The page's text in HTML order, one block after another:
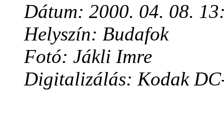
Dátum: 2000. 04. 08.
Helyszín: Budafok
Fotó: Jákli Imre
Digitalizálás: Kodak